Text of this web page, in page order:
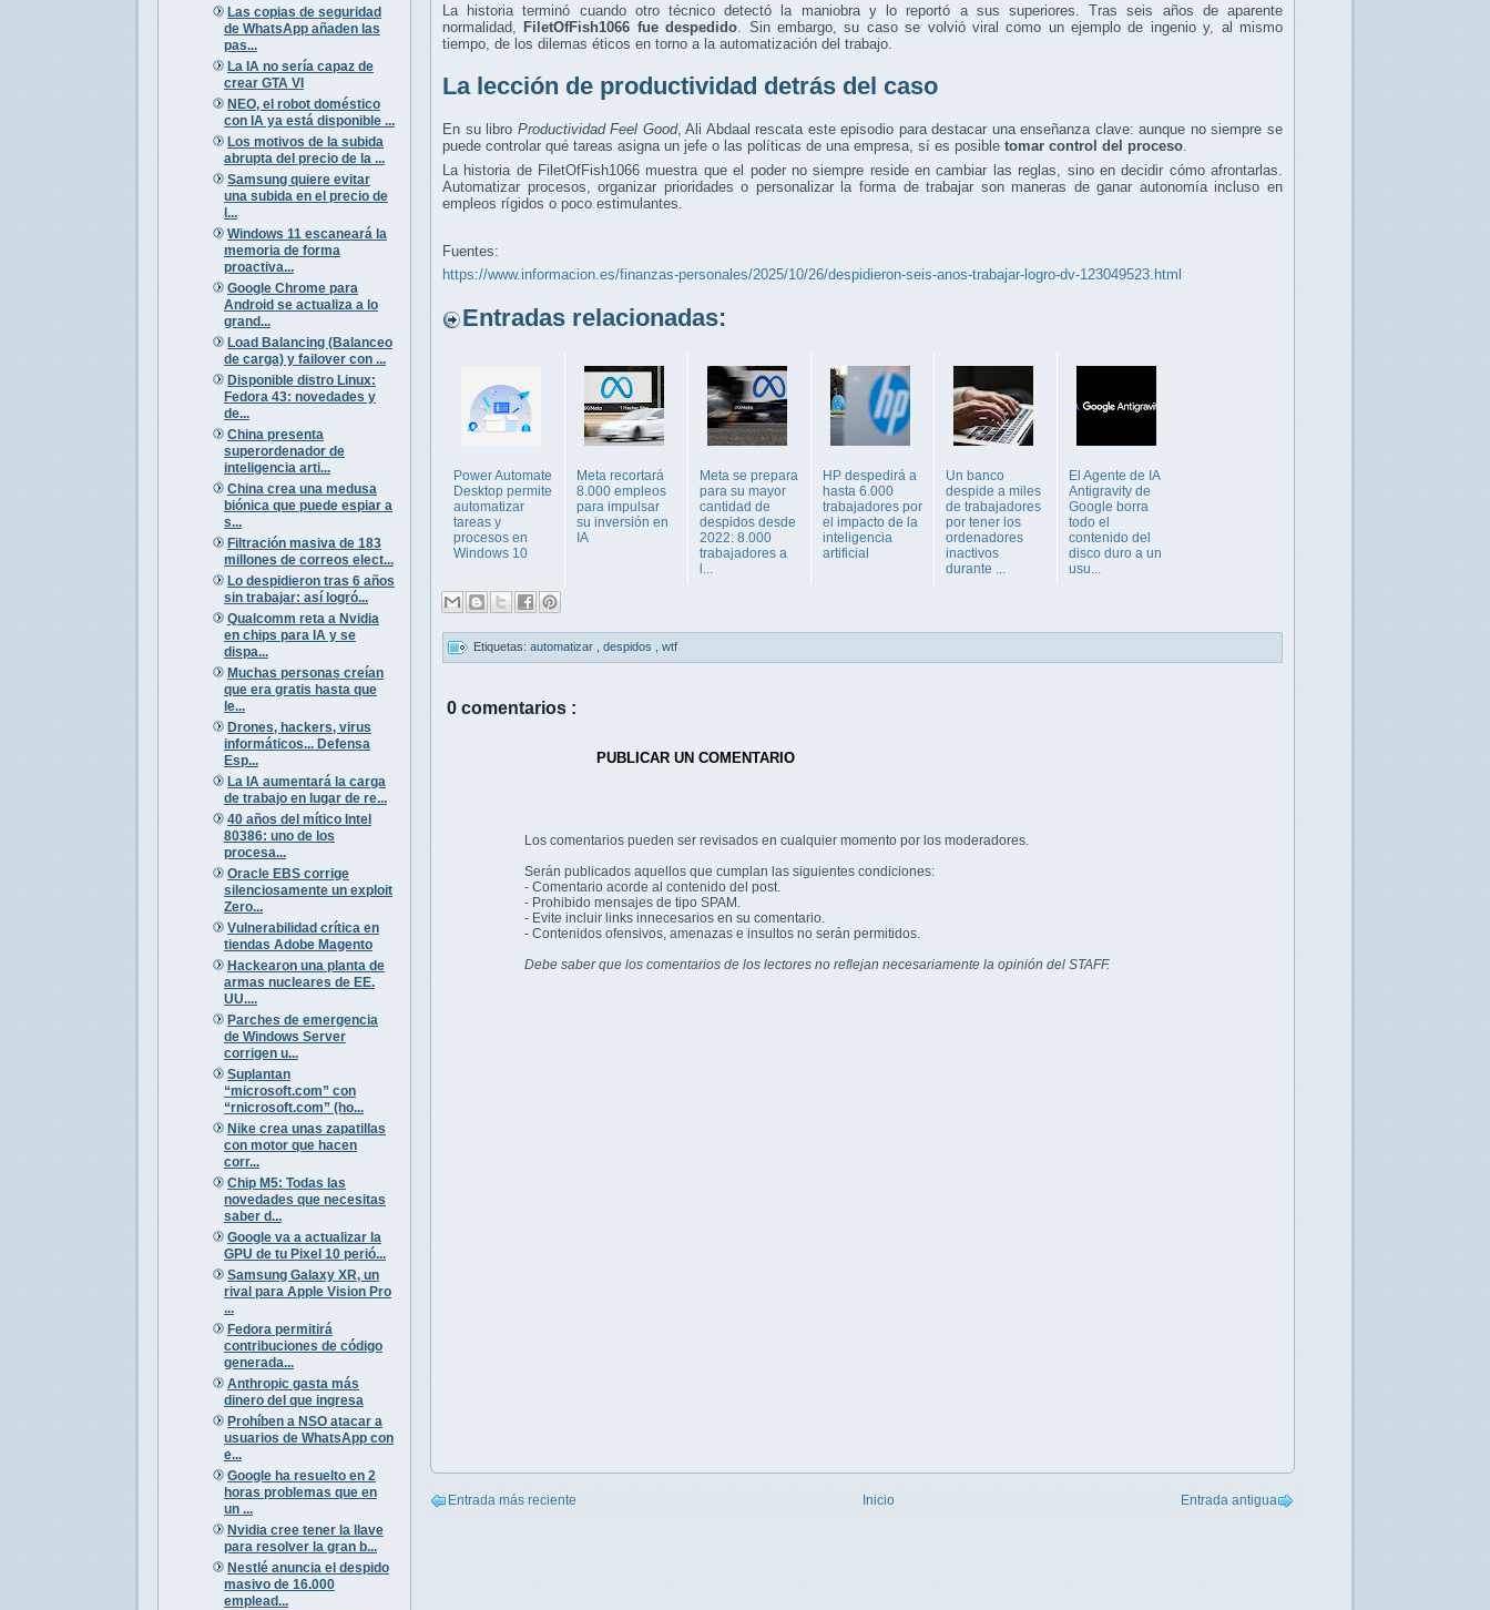
Las copias de seguridad
de WhatsApp añaden las
pas...
La IA no sería capaz de
crear GTA VI
NEO, el robot doméstico
con IA ya está disponible ...
Los motivos de la subida
abrupta del precio de la ...
Samsung quiere evitar
una subida en el precio de
l...
Windows 11 escaneará la
memoria de forma
proactiva...
Google Chrome para
Android se actualiza a lo
grand...
Load Balancing (Balanceo
de carga) y failover con ...
Disponible distro Linux:
Fedora 43: novedades y
de...
China presenta
superordenador de
inteligencia arti...
China crea una medusa
biónica que puede espiar a
s...
Filtración masiva de 183
millones de correos elect...
Lo despidieron tras 6 años
sin trabajar: así logró...
Qualcomm reta a Nvidia
en chips para IA y se
dispa...
Muchas personas creían
que era gratis hasta que
le...
Drones, hackers, virus
informáticos... Defensa
Esp...
La IA aumentará la carga
de trabajo en lugar de re...
40 años del mítico Intel
80386: uno de los
procesa...
Oracle EBS corrige
silenciosamente un exploit
Zero...
Vulnerabilidad crítica en
tiendas Adobe Magento
Hackearon una planta de
armas nucleares de EE.
UU....
Parches de emergencia
de Windows Server
corrigen u...
Suplantan
“microsoft.com” con
“rnicrosoft.com” (ho...
Nike crea unas zapatillas
con motor que hacen
corr...
Chip M5: Todas las
novedades que necesitas
saber d...
Google va a actualizar la
GPU de tu Pixel 10 perió...
Samsung Galaxy XR, un
rival para Apple Vision Pro
...
Fedora permitirá
contribuciones de código
generada...
Anthropic gasta más
dinero del que ingresa
Prohíben a NSO atacar a
usuarios de WhatsApp con
e...
Google ha resuelto en 2
horas problemas que en
un ...
Nvidia cree tener la llave
para resolver la gran b...
Nestlé anuncia el despido
masivo de 16.000
emplead...
La historia terminó cuando otro técnico detectó la maniobra y lo reportó a sus superiores. Tras seis años de aparente
normalidad,
FiletOfFish1066 fue despedido . Sin embargo, su caso se volvió viral como un ejemplo de ingenio y, al mismo
tiempo, de los dilemas éticos en torno a la automatización del trabajo.
La lección de productividad detrás del caso
En su libro Productividad Feel Good, Ali Abdaal rescata este episodio para destacar una enseñanza clave: aunque no siempre se
puede controlar qué tareas asigna un jefe o las políticas de una empresa, sí es posible tomar control del proceso.
La historia de FiletOfFish1066 muestra que el poder no siempre reside en cambiar las reglas, sino en decidir cómo afrontarlas.
Automatizar procesos, organizar prioridades o personalizar la forma de trabajar son maneras de ganar autonomía incluso en
empleos rígidos o poco estimulantes.
Fuentes:
https://www.informacion.es/finanzas-personales/2025/10/26/despidieron-seis-anos-trabajar-logro-dv-123049523.html
Entradas relacionadas:
Power Automate
Desktop permite
automatizar
tareas y
procesos en
Windows 10
Meta recortará
8.000 empleos
para impulsar
su inversión en
IA
Meta se prepara
para su mayor
cantidad de
despidos desde
2022: 8.000
trabajadores a
l...
HP despedirá a
hasta 6.000
trabajadores por
el impacto de la
inteligencia
artificial
Un banco
despide a miles
de trabajadores
por tener los
ordenadores
inactivos
durante ...
El Agente de IA
Antigravity de
Google borra
todo el
contenido del
disco duro a un
usu...
Etiquetas: automatizar despidos wtf
0 comentarios :
PUBLICAR UN COMENTARIO
Los comentarios pueden ser revisados en cualquier momento por los moderadores.
Serán publicados aquellos que cumplan las siguientes condiciones:
- Comentario acorde al contenido del post.
- Prohibido mensajes de tipo SPAM.
- Evite incluir links innecesarios en su comentario.
- Contenidos ofensivos, amenazas e insultos no serán permitidos.
Debe saber que los comentarios de los lectores no reflejan necesariamente la opinión del STAFF.
Entrada más reciente Entrada antigua
Inicio